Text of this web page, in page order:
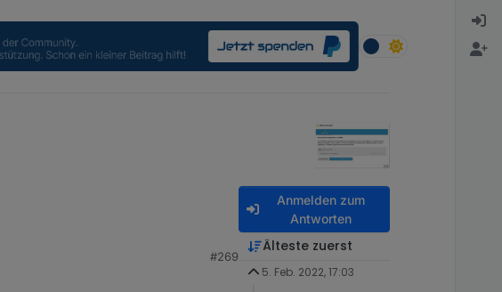
#269
Anmelden zum
Antworten
Älteste zuerst
5. Feb. 2022, 17:03